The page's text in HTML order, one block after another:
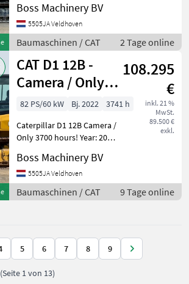
Reference number:
BM007931 Hours: 2.166
Type 323 Next Gen Location
Veldhoven, Netherlands
Certifi
Boss Machinery BV
5505JA Veldhoven
Baumaschinen / CAT 2 Tage online
CAT D1 12B -
Camera / Only
3700 Hours
108.295
€
inkl. 21 %
MwSt.
89.500 €
exkl.
82 PS/60 kW Bj. 2022
3741 h
Caterpillar D1 12B Camera /
Only 3700 hours! Year: 2022
BM007759 Hours: 3.741
Type D1 12B Location
Veldhoven, Netherlands
Certificate: EPA Availa
Boss Machinery BV
5505JA Veldhoven
Baumaschinen / CAT 9 Tage online
5 6 7 8 9
(Seite 1 von 13)